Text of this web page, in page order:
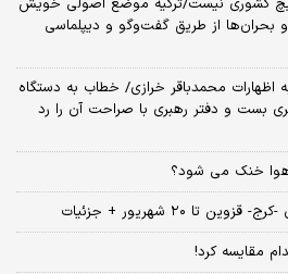
هیچ کشوری نیست/ترکیه موضع اصولی خویش
بحران‌ها از طریق گفت‌وگو و دیپلماسی
اظهارات محمدباقر خرازی/ خطاب به دستگاه
بست و دفتر رهبری با صراحت آن را رد
هوا خنک می شود؟
۲۰ شهریور + جزئیات
مقایسه کرد!